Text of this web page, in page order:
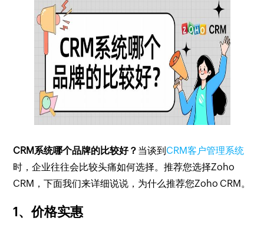
CRM系统哪个品牌的比较好？ 当谈到CRM客户管理系统
时，企业往往会比较头痛如何选择。推荐您选择Zoho
CRM，下面我们来详细说说，为什么推荐您Zoho CRM。
1、价格实惠